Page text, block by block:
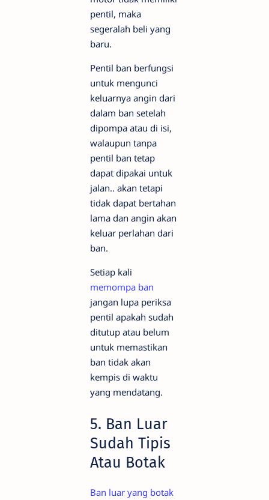
pentil, maka
segeralah beli yang
baru.
Pentil ban berfungsi
untuk mengunci
keluarnya angin dari
dalam ban setelah
dipompa atau di isi,
walaupun tanpa
pentil ban tetap
dapat dipakai untuk
jalan.. akan tetapi
tidak dapat bertahan
lama dan angin akan
keluar perlahan dari
ban.
Setiap kali
memompa ban
jangan lupa periksa
pentil apakah sudah
ditutup atau belum
untuk memastikan
ban tidak akan
kempis di waktu
yang mendatang.
5. Ban Luar
Sudah Tipis
Atau Botak
Ban luar yang botak